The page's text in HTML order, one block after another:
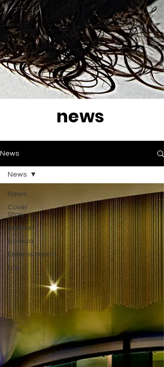
news
News
News
Cover
Story
Fashion
Belleza
Entertainment
Life
News